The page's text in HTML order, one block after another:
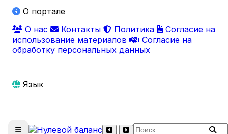
О портале
О нас
Контакты Политика
Согласие на
использование материалов
Согласие на
обработку персональных данных
Язык
Поиск по сайту